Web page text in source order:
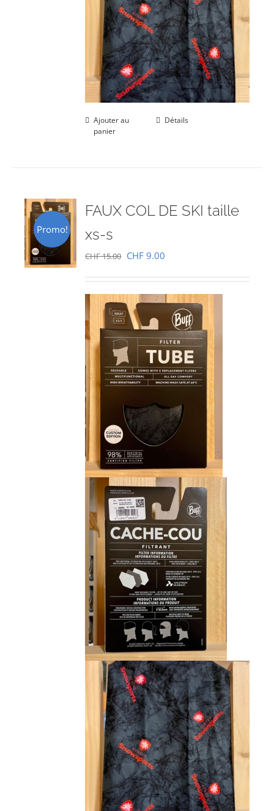
Ajouter au
panier
Détails
Promo!
FAUX COL DE SKI taille
xs-s
CHF15.00 Le
initial
était :
CHF 15.00.
CHF 9.00
actuel
est :
CHF 9.00.